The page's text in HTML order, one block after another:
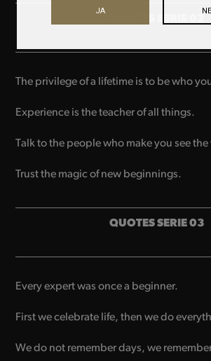
The privilege of a lifetime is to be who
Experience is the teacher of all things.
Talk to the people who make you see
Trust the magic of new beginnings.
QUOTES SERIE 03
Every expert was once a beginner.
First we celebrate life, then we do
We do not remember days, we
JA